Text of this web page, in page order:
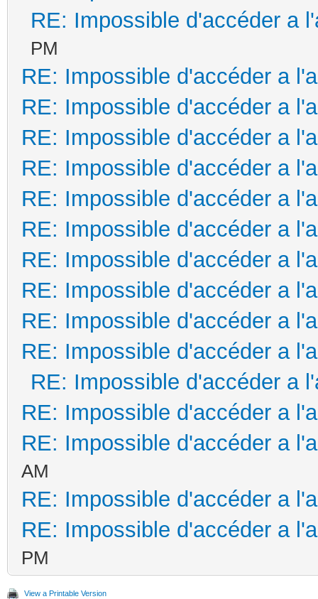
RE: Impossible d'accéder a
PM
RE: Impossible d'accéder a
RE: Impossible d'accéder a
RE: Impossible d'accéder a
RE: Impossible d'accéder a
RE: Impossible d'accéder a
RE: Impossible d'accéder a
RE: Impossible d'accéder a
RE: Impossible d'accéder a
RE: Impossible d'accéder a
RE: Impossible d'accéder a
RE: Impossible d'accéder a
RE: Impossible d'accéder a
RE: Impossible d'accéder a
AM
RE: Impossible d'accéder a
RE: Impossible d'accéder a
PM
View a Printable Version